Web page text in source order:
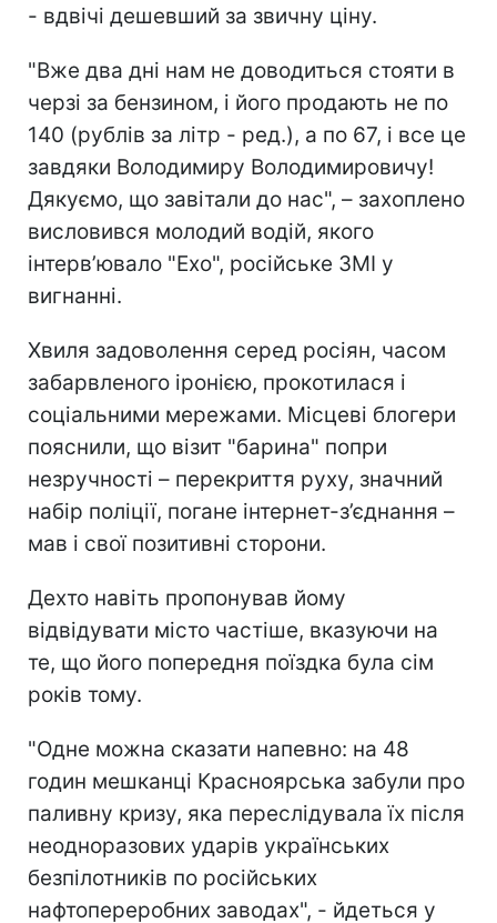
- вдвічі дешевший за звичну ціну.
"Вже два дні нам не доводиться стояти в
черзі за бензином, і його продають не по
140 (рублів за літр - ред.), а по 67, і все це
завдяки Володимиру Володимировичу!
Дякуємо, що завітали до нас", – захоплено
висловився молодий водій, якого
інтерв’ювало "Ехо", російське ЗМІ у
вигнанні.
Хвиля задоволення серед росіян, часом
забарвленого іронією, прокотилася і
соціальними мережами. Місцеві блогери
пояснили, що візит "барина" попри
незручності – перекриття руху, значний
набір поліції, погане інтернет-з’єднання –
мав і свої позитивні сторони.
Дехто навіть пропонував йому
відвідувати місто частіше, вказуючи на
те, що його попередня поїздка була сім
років тому.
"Одне можна сказати напевно: на 48
годин мешканці Красноярська забули про
паливну кризу, яка переслідувала їх після
неодноразових ударів українських
безпілотників по російських
нафтопереробних заводах", - йдеться у